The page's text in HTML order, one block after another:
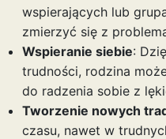
wspierających lub
zmierzyć się z
Wspieranie siebie:
trudności, rodzina
do radzenia sobie z
Tworzenie nowych
czasu, nawet w